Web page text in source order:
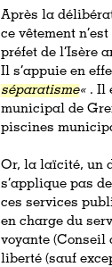
Après la
ce vêtement
préfet de l’Isère
Il s’appuie en
séparatisme« . Il
municipal de
piscines
Or, la laïcité, un
s’applique pas
ces services
en charge du
voyante (Conseil
liberté (sauf